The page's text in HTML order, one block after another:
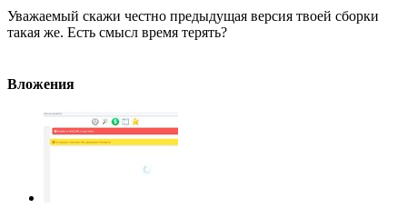
Уважаемый скажи честно предыдущая версия твоей сборки
такая же. Есть смысл время терять?
Вложения